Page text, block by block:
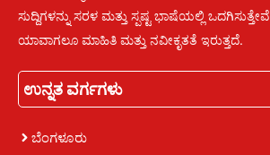
ಸುದ್ದಿಗಳನ್ನು ಸರಳ ಮತ್ತು ಸ್ಪಷ್ಟ ಭಾಷೆಯಲ್ಲಿ
ಯಾವಾಗಲೂ ಮಾಹಿತಿ ಮತ್ತು ನವೀಕೃತತೆ ಇರುತ್ತದೆ.
ಉನ್ನತ ವರ್ಗಗಳು
ಬೆಂಗಳೂರು